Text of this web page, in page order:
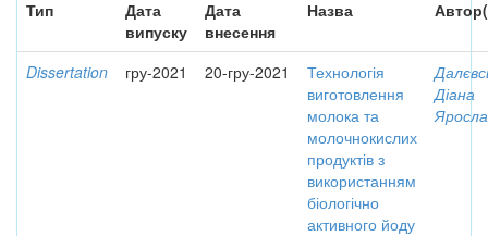
Тип
Дата
випуску
Дата
внесення
Назва
Dissertation гру-2021 20-гру-2021
Технологія
виготовлення
молока та
молочнокислих
продуктів з
використанням
біологічно
активного йоду
Діана